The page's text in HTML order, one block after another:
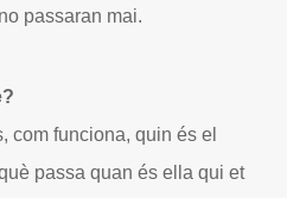
passaran mai.
com funciona, quin és el
passa quan és ella qui et